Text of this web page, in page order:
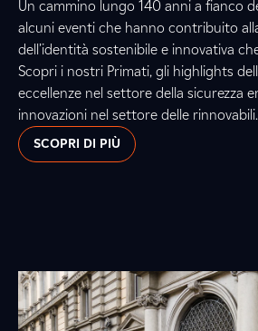
Un cammino lungo 140 anni a fianco
alcuni eventi che hanno contribuito
dell’identità sostenibile e innovativa
Scopri i nostri Primati, gli highlights
eccellenze nel settore della sicurezza
innovazioni nel settore delle rinnovabili.
SCOPRI DI PIÙ